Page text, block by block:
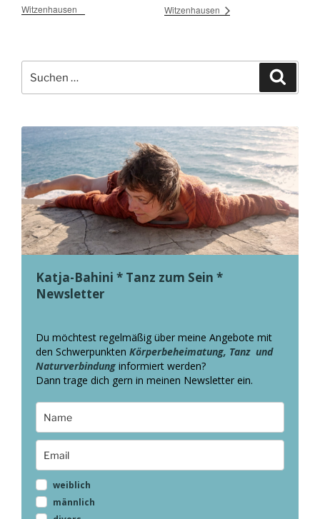
Witzenhausen
Witzenhausen
nach:
Katja-Bahini * Tanz zum Sein *
Newsletter
Du möchtest regelmäßig über meine Angebote mit
den Schwerpunkten Körperbeheimatung, Tanz und
Naturverbindung informiert werden?
Dann trage dich gern in meinen Newsletter ein.
weiblich
männlich